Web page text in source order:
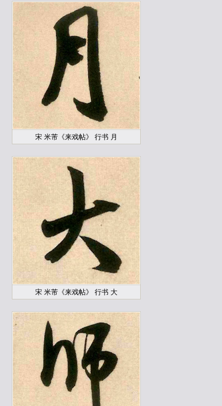
宋 米芾《来戏帖》 行书 月
宋 米芾《来戏帖》 行书 大